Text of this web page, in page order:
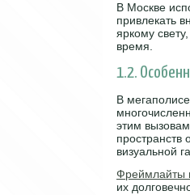
В Москве
привлекать
яркому
время.
1.2.
В
этим
визуальной
Фреймлайты
их